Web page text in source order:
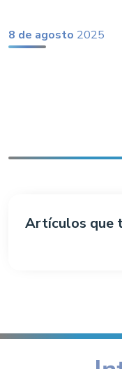
8 de agosto 2025
Artículos que